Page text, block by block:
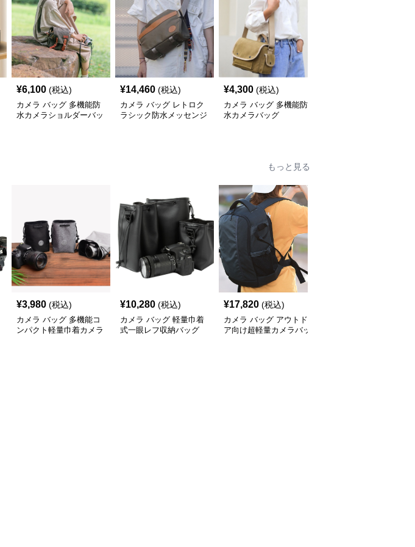
¥6,100 (税込)
カメラ バッグ 多機能防
水カメラショルダーバッ
¥14,460 (税込)
カメラ バッグ レトロク
ラシック防水メッセンジ
¥4,300 (税込)
カメラ バッグ 多機能防
水カメラバッグ
もっと見る
¥3,980 (税込)
カメラ バッグ 多機能コ
ンパクト軽量巾着カメラ
¥10,280 (税込)
カメラ バッグ 軽量巾着
式一眼レフ収納バッグ
¥17,820 (税込)
カメラ バッグ アウトド
ア向け超軽量カメラバッ